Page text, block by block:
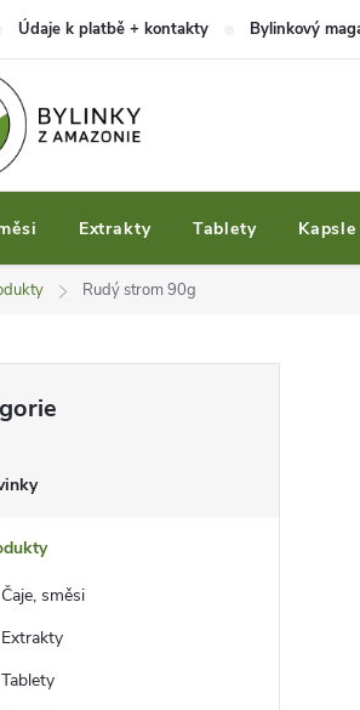
Údaje k platbě + kontakty Bylinkový
Extrakty Tablety Kapsle
Rudý strom 90g
Čaje, směsi
Extrakty
Tablety